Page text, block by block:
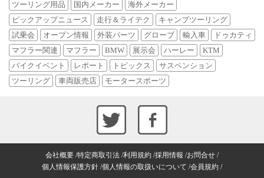
ツーリング用品
国内メーカー
海外メーカー
ピックアップニュース
走行＆ライテク
キャンプツーリング
試乗会
オープン情報 外装パーツ グローブ 輸入車
ドゥカティ
マフラー関連
マフラー BMW 展示会 ハーレー
KTM
バイクイベント
レポート トピックス
サスペンション
ツーリング
車両販売店 モータースポーツ
会社概要 特定商取引法 利用規約 採用情報 お問合せ
個人情報保護方針 個人情報の取扱いについて 会員規約